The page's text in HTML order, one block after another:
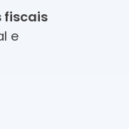
fiscais
e